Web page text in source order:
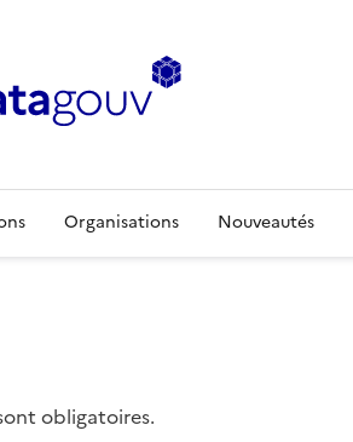
Organisations Nouveautés
obligatoires.